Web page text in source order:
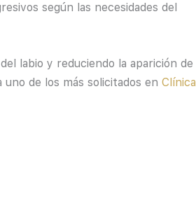
según las necesidades del
labio y reduciendo la aparición de
uno de los más solicitados en Clínica